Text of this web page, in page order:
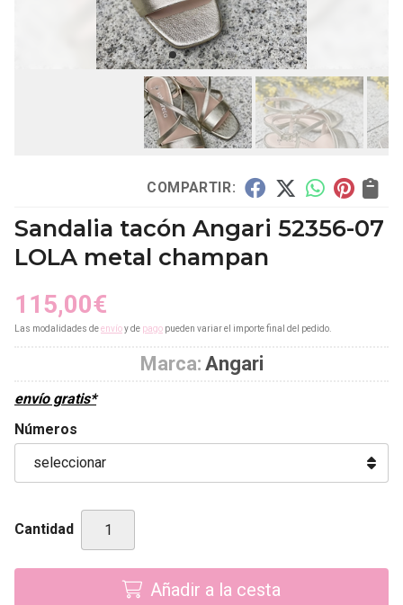
COMPARTIR:
Sandalia tacón Angari 52356-07
LOLA metal champan
115,00€
Las modalidades deenvíoy de pago pueden variar el importe final del pedido.
Marca: Angari
envío gratis*
Números
Cantidad
Añadir a la cesta